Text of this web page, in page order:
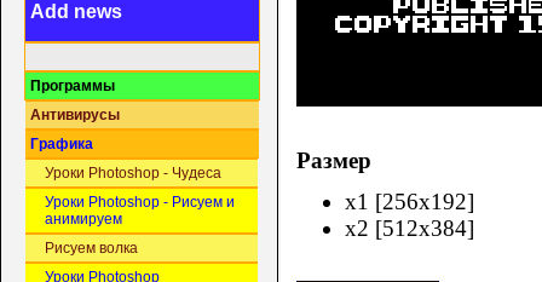
Add news
Программы
Антивирусы
Графика
Уроки Photoshop - Чудеса
Уроки Photoshop - Рисуем и
анимируем
Рисуем волка
Уроки Photoshop
Размер
x1 [256x192]
x2 [512x384]